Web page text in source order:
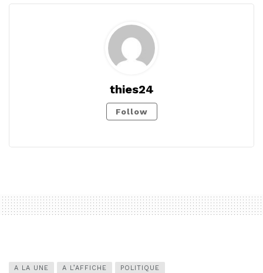
thies24
Follow
A LA UNE A L’AFFICHE POLITIQUE